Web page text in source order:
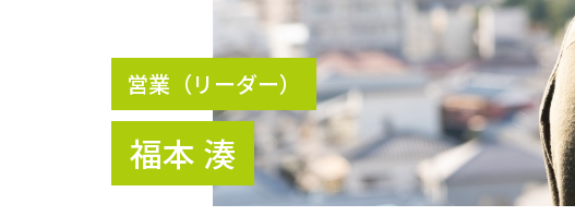
営業（リーダー）
福本 湊